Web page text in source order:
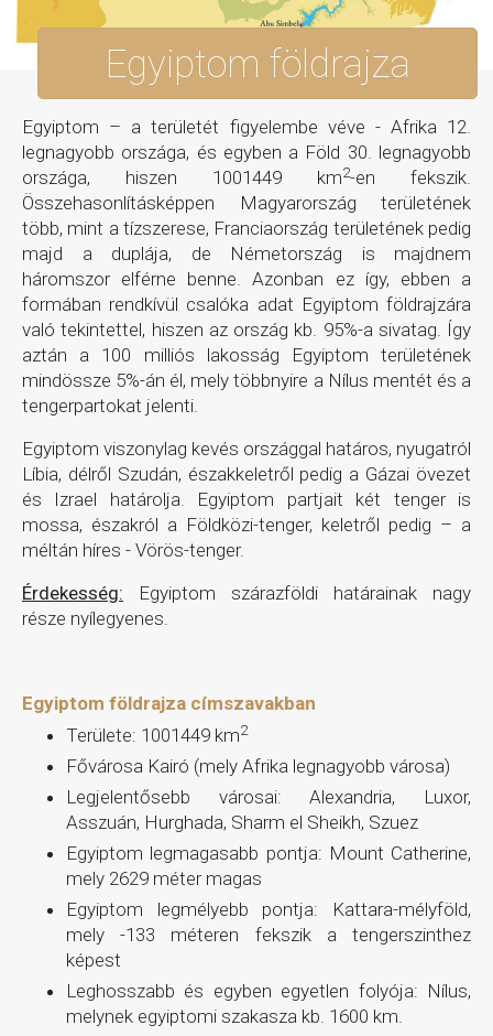
Egyiptom földrajza
Egyiptom – a területét figyelembe véve - Afrika 12.
legnagyobb országa, és egyben a Föld 30. legnagyobb
országa, hiszen 1001449 km2-en fekszik.
Összehasonlításképpen Magyarország területének
több, mint a tízszerese, Franciaország területének pedig
majd a duplája, de Németország is majdnem
háromszor elférne benne. Azonban ez így, ebben a
formában rendkívül csalóka adat Egyiptom földrajzára
való tekintettel, hiszen az ország kb. 95%-a sivatag. Így
aztán a 100 milliós lakosság Egyiptom területének
mindössze 5%-án él, mely többnyire a Nílus mentét és a
tengerpartokat jelenti.
Egyiptom viszonylag kevés országgal határos, nyugatról
Líbia, délről Szudán, északkeletről pedig a Gázai övezet
és Izrael határolja. Egyiptom partjait két tenger is
mossa, északról a Földközi-tenger, keletről pedig – a
méltán híres - Vörös-tenger.
Érdekesség: Egyiptom szárazföldi határainak nagy
része nyílegyenes.
Egyiptom földrajza címszavakban
Területe: 1001449 km2
Fővárosa Kairó (mely Afrika legnagyobb városa)
Legjelentősebb városai: Alexandria, Luxor,
Asszuán, Hurghada, Sharm el Sheikh, Szuez
Egyiptom legmagasabb pontja: Mount Catherine,
mely 2629 méter magas
Egyiptom legmélyebb pontja: Kattara-mélyföld,
mely -133 méteren fekszik a tengerszinthez
képest
Leghosszabb és egyben egyetlen folyója: Nílus,
melynek egyiptomi szakasza kb. 1600 km.